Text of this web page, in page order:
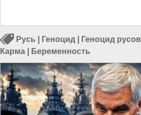
Русь Геноцид Геноцид русов
Карма
Беременность